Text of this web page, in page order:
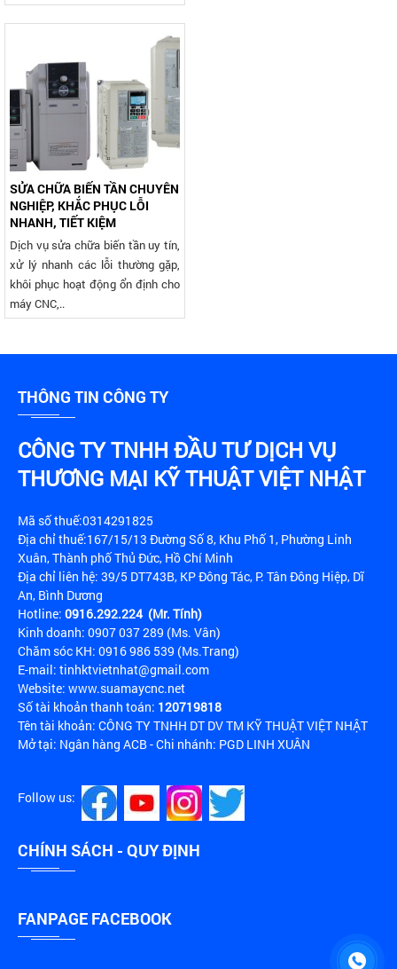
SỬA CHỮA BIẾN TẦN CHUYÊN
NGHIỆP, KHẮC PHỤC LỖI
NHANH, TIẾT KIỆM
Dịch vụ sửa chữa biến tần uy tín,
xử lý nhanh các lỗi thường gặp,
khôi phục hoạt động ổn định cho
máy CNC,..
THÔNG TIN CÔNG TY
CÔNG TY TNHH ĐẦU TƯ DỊCH VỤ
THƯƠNG MẠI KỸ THUẬT VIỆT NHẬT
Mã số thuế:0314291825
Địa chỉ thuế:167/15/13 Đường Số 8, Khu Phố 1, Phường Linh
Xuân, Thành phố Thủ Đức, Hồ Chí Minh
Địa chỉ liên hệ: 39/5 DT743B, KP Đông Tác, P. Tân Đông Hiệp, Dĩ
An, Bình Dương
Hotline: 0916.292.224 (Mr. Tính)
Kinh doanh: 0907 037 289 (Ms. Vân)
Chăm sóc KH: 0916 986 539 (Ms.Trang)
E-mail: tinhktvietnhat@gmail.com
Website: www.suamaycnc.net
Số tài khoản thanh toán: 120719818
Tên tài khoản: CÔNG TY TNHH DT DV TM KỸ THUẬT VIỆT NHẬT
Mở tại: Ngân hàng ACB - Chi nhánh: PGD LINH XUÂN
Follow us:
CHÍNH SÁCH - QUY ĐỊNH
FANPAGE FACEBOOK